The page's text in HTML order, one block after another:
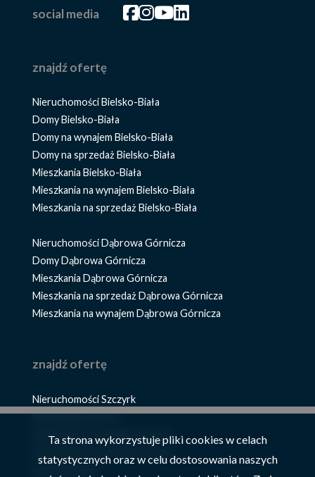
social media Facebook
Facebook
Facebook
Facebook
znajdź ofertę
Nieruchomości Bielsko-Biała
Domy Bielsko-Biała
Domy na wynajem Bielsko-Biała
Domy na sprzedaż Bielsko-Biała
Mieszkania Bielsko-Biała
Mieszkania na wynajem Bielsko-Biała
Mieszkania na sprzedaż Bielsko-Biała
Nieruchomości Dąbrowa Górnicza
Domy Dąbrowa Górnicza
Mieszkania Dąbrowa Górnicza
Mieszkania na sprzedaż Dąbrowa Górnicza
Mieszkania na wynajem Dąbrowa Górnicza
znajdź ofertę
Nieruchomości Szczyrk
Mieszkania Szczyrk
Mieszkania na wynajem Szczyrk
Domy Szczyrk
Ta strona wykorzystuje pliki cookies w celach
statystycznych oraz w celu dostosowania naszych